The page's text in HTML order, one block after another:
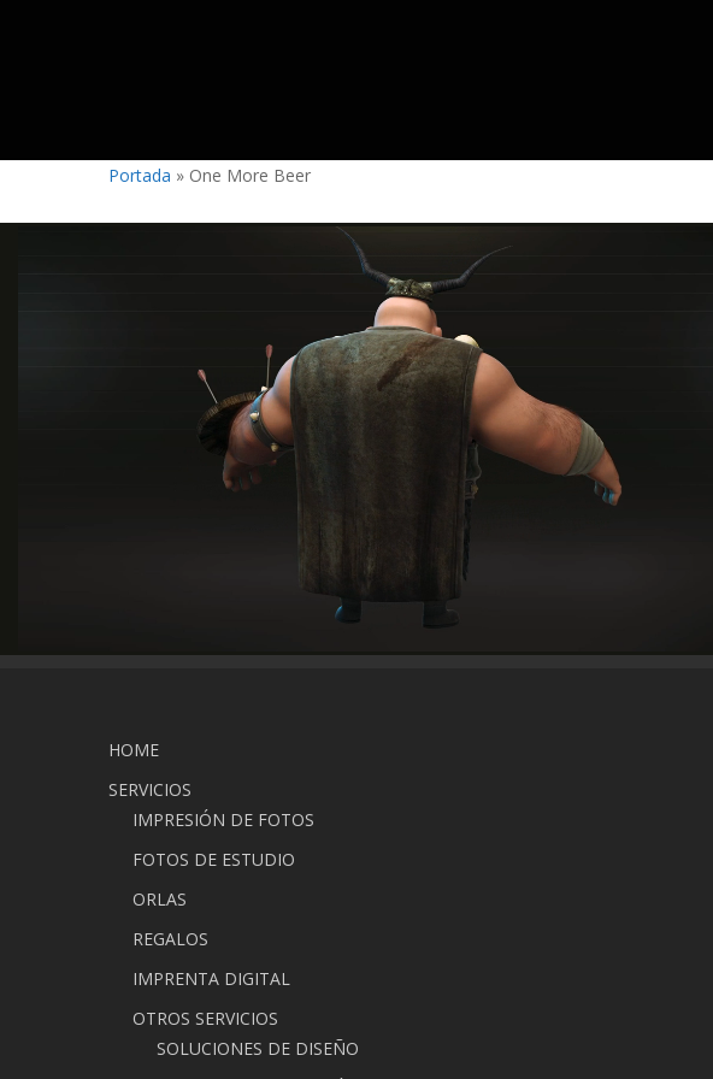
Portada » One More Beer
HOME
SERVICIOS
IMPRESIÓN DE FOTOS
FOTOS DE ESTUDIO
ORLAS
REGALOS
IMPRENTA DIGITAL
OTROS SERVICIOS
SOLUCIONES DE DISEÑO